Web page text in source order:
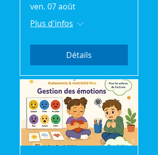
ven. 07 août
Plus d'infos
Détails